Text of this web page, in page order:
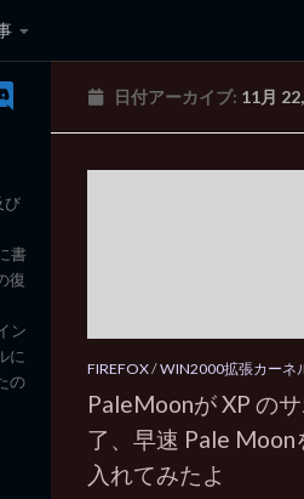
ータ日記
日付アーカイブ: 11月
FIREFOX/WIN2000拡張カーネ
PaleMoonが XP の
了、早速 Pale
入れてみたよ
び
書
復
ン
に
の